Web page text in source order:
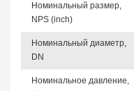
Номинальный размер,
NPS (inch)
Номинальный диаметр,
DN
Номинальное давление,